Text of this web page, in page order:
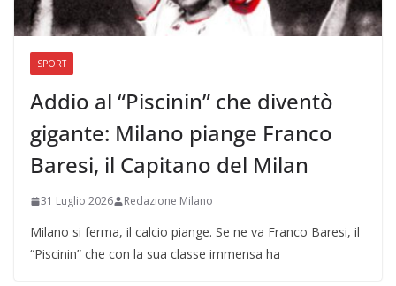
SPORT
Addio al “Piscinin” che diventò
gigante: Milano piange Franco
Baresi, il Capitano del Milan
31 Luglio 2026 Redazione Milano
Milano si ferma, il calcio piange. Se ne va Franco Baresi, il
“Piscinin” che con la sua classe immensa ha